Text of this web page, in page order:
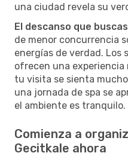
una ciudad revela su
El descanso que
de menor concurrencia
energías de verdad. Los
ofrecen una experiencia
tu visita se sienta
una jornada de spa se
el ambiente es tranquilo.
Comienza a
Gecitkale ahora